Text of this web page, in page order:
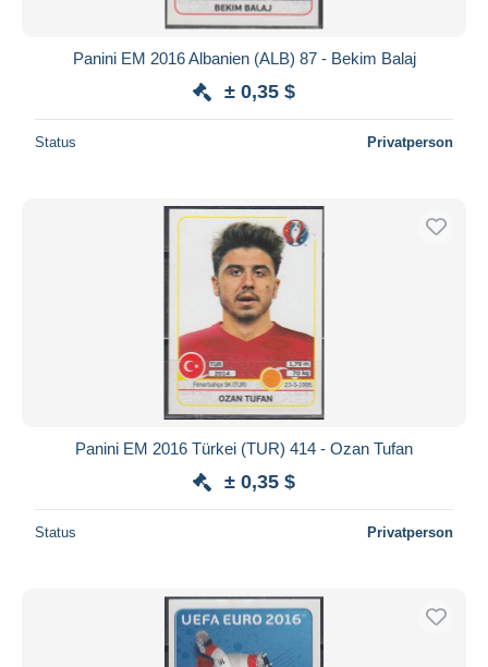
Panini EM 2016 Albanien (ALB) 87 - Bekim Balaj
± 0,35 $
Status Privatperson
Panini EM 2016 Türkei (TUR) 414 - Ozan Tufan
± 0,35 $
Status Privatperson